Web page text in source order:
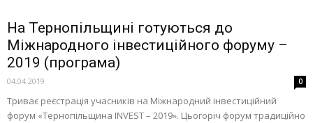
На Тернопільщині готуються до
Міжнародного інвестиційного форуму –
2019 (програма)
04.04.2019 0
Триває реєстрація учасників на Міжнародний інвестиційний
форум «Тернопільщина INVEST – 2019». Цьогоріч форум традиційно